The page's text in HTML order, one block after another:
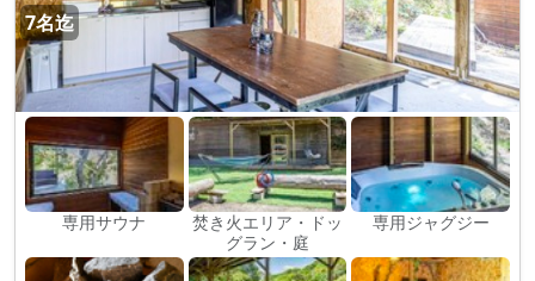
7名迄
専用サウナ
焚き火エリア・ドッ
グラン・庭
専用ジャグジー